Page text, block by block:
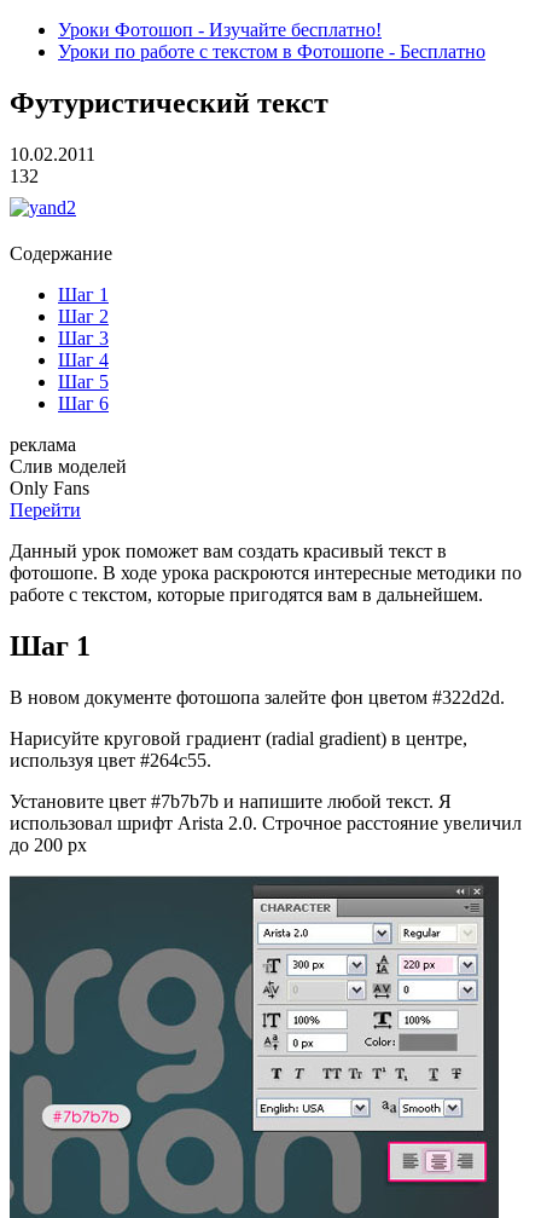
Уроки Фотошоп - Изучайте бесплатно!
Уроки по работе с текстом в Фотошопе - Бесплатно
Футуристический текст
10.02.2011
132
Содержание
Шаг 1
Шаг 2
Шаг 3
Шаг 4
Шаг 5
Шаг 6
реклама
Слив моделей
Only Fans
Перейти
Данный урок поможет вам создать красивый текст в
фотошопе. В ходе урока раскроются интересные методики по
работе с текстом, которые пригодятся вам в дальнейшем.
Шаг 1
В новом документе фотошопа залейте фон цветом #322d2d.
Нарисуйте круговой градиент (radial gradient) в центре,
используя цвет #264c55.
Установите цвет #7b7b7b и напишите любой текст. Я
использовал шрифт Arista 2.0. Строчное расстояние увеличил
до 200 px